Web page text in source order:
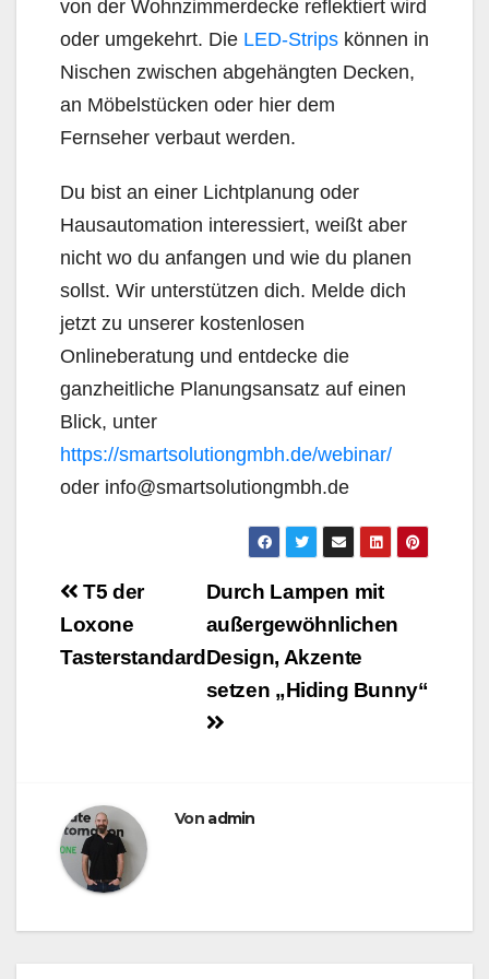
von der Wohnzimmerdecke reflektiert wird
oder umgekehrt. Die LED-Strips können in
Nischen zwischen abgehängten Decken,
an Möbelstücken oder hier dem
Fernseher verbaut werden.
Du bist an einer Lichtplanung oder
Hausautomation interessiert, weißt aber
nicht wo du anfangen und wie du planen
sollst. Wir unterstützen dich. Melde dich
jetzt zu unserer kostenlosen
Onlineberatung und entdecke die
ganzheitliche Planungsansatz auf einen
Blick, unter
https://smartsolutiongmbh.de/webinar/
oder info@smartsolutiongmbh.de
Beitragsnavigation
Durch Lampen mit
außergewöhnlichen
Design, Akzente
setzen „Hiding Bunny“
T5 der
Loxone
Tasterstandard
Von admin